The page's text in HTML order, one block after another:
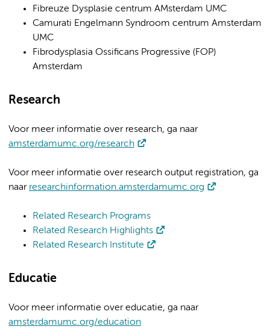
Fibreuze Dysplasie centrum AMsterdam UMC
Camurati Engelmann Syndroom centrum Amsterdam
UMC
Fibrodysplasia Ossificans Progressive (FOP)
Amsterdam
Research
Voor meer informatie over research, ga naar
amsterdamumc.org/research
Voor meer informatie over research output registration, ga
naar researchinformation.amsterdamumc.org
Related Research Programs
Related Research Highlights
Related Research Institute
Educatie
Voor meer informatie over educatie, ga naar
amsterdamumc.org/education